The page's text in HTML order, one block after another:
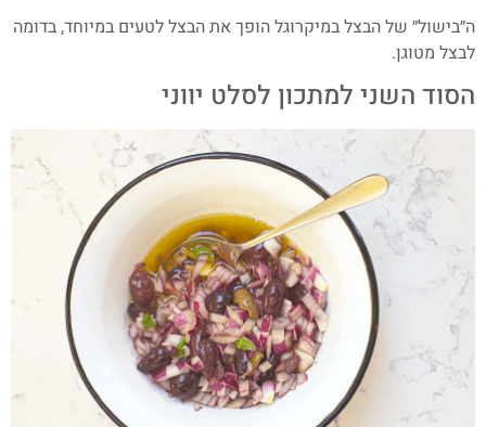
ה״בישול״ של הבצל במיקרוגל הופך את הבצל לטעים במיוחד, בדומה
לבצל מטוגן.
הסוד השני למתכון לסלט יווני